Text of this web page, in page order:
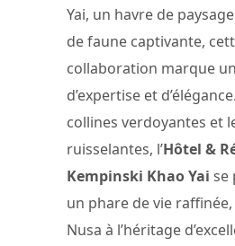
Yai, un havre de
de faune captivante,
collaboration marque
d’expertise et
collines verdoyantes et
ruisselantes, l’Hôtel &
Kempinski Khao Yai se
un phare de vie raffinée,
Nusa à l’héritage